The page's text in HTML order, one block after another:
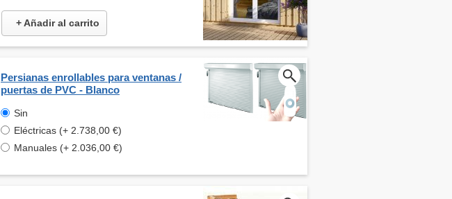
+ Añadir al carrito
Persianas enrollables para ventanas /
puertas de PVC - Blanco
Sin
Eléctricas (+ 2.738,00 €)
Manuales (+ 2.036,00 €)